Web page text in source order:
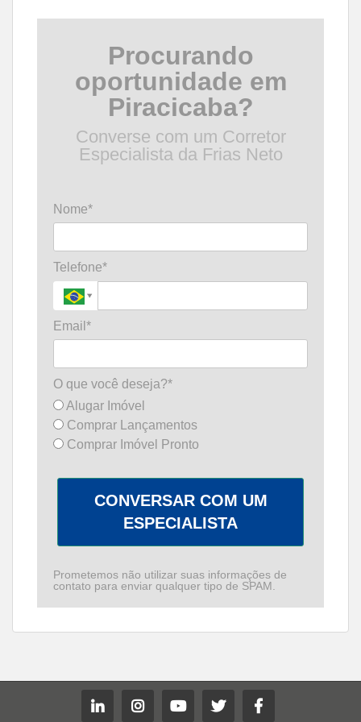
Procurando
oportunidade em
Piracicaba?
Converse com um Corretor
Especialista da Frias Neto
Nome*
Telefone*
Email*
O que você deseja?*
Alugar Imóvel
Comprar Lançamentos
Comprar Imóvel Pronto
CONVERSAR COM UM
ESPECIALISTA
Prometemos não utilizar suas informações de
contato para enviar qualquer tipo de SPAM.